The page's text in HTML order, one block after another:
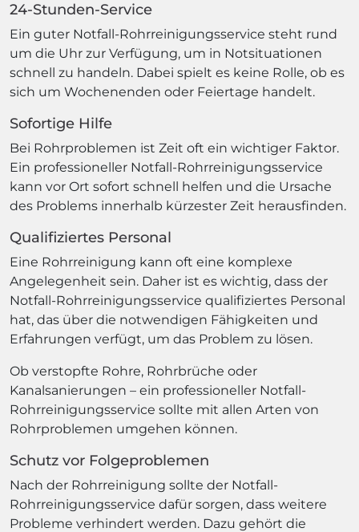
24-Stunden-Service
Ein guter Notfall-Rohrreinigungsservice steht rund
um die Uhr zur Verfügung, um in Notsituationen
schnell zu handeln. Dabei spielt es keine Rolle, ob es
sich um Wochenenden oder Feiertage handelt.
Sofortige Hilfe
Bei Rohrproblemen ist Zeit oft ein wichtiger Faktor.
Ein professioneller Notfall-Rohrreinigungsservice
kann vor Ort sofort schnell helfen und die Ursache
des Problems innerhalb kürzester Zeit herausfinden.
Qualifiziertes Personal
Eine Rohrreinigung kann oft eine komplexe
Angelegenheit sein. Daher ist es wichtig, dass der
Notfall-Rohrreinigungsservice qualifiziertes Personal
hat, das über die notwendigen Fähigkeiten und
Erfahrungen verfügt, um das Problem zu lösen.
Ob verstopfte Rohre, Rohrbrüche oder
Kanalsanierungen – ein professioneller Notfall-
Rohrreinigungsservice sollte mit allen Arten von
Rohrproblemen umgehen können.
Schutz vor Folgeproblemen
Nach der Rohrreinigung sollte der Notfall-
Rohrreinigungsservice dafür sorgen, dass weitere
Probleme verhindert werden. Dazu gehört die